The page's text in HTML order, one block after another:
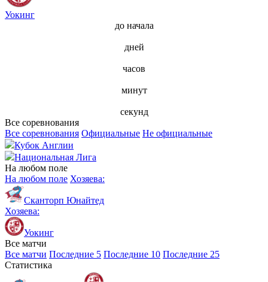
Уокинг
до начала
дней
часов
минут
секунд
Все соревнования
Все соревнования Официальные Не официальные
Кубок Англии
Национальная Лига
На любом поле
На любом поле Хозяева:
Сканторп Юнайтед
Хозяева:
Уокинг
Все матчи
Все матчи Последние 5 Последние 10 Последние 25
Статистика